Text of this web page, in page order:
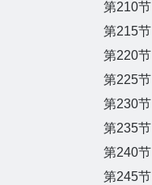
第210节
第215节
第220节
第225节
第230节
第235节
第240节
第245节